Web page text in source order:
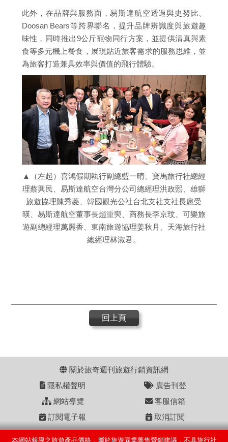
此外，在品牌與服務面，易斯達航空透過與史努比、
Doosan Bears等跨界聯名，提升品牌辨識度與旅遊趣
味性，同時推出9公斤寵物同行方案，並提供清真與素
食等多元機上餐食，展現貼近旅客需求的服務思維，並
為旅客打造兼具效率與價值的飛行體驗。
▲（左起）喜鴻假期執行副總藍一晴、寶馬旅行社總經
理蔡興民、易斯達航空台灣分公司總經理洪政熙、雄獅
旅遊協理陳秀菱、韓國觀光公社台北支社支社長扈受
暎、易斯達航空董事長趙重奭、商務長李京玟、可樂旅
遊副總經理萬麗香、東南旅遊協理姜秋月、天海旅行社
總經理林淑君。
回上頁
關於旅奇週刊旅遊行銷資訊網
隱私權聲明
廣告刊登
網站導覽
客服信箱
訂閱電子報
取消訂閱
本網站報導之旅遊產品價格，屬於旅遊同業躉售營銷建議，不具旅行社